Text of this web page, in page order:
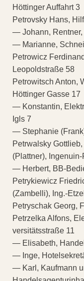
Höttinger Auffahrt 3
Petrovsky Hans,
— Johann, Rentner,
— Marianne,
Petrowicz
Leopoldstraße 58
Petrowitsch Anton,
Höttinger Gasse 17
— Konstantin,
Igls 7
— Stephanie
Petrwalsky
(Plattner),
— Herbert, BB-
Petrykiewicz
(Zambelli), Ing.-
Petryschak Georg,
Petrzelka Alfons,
versitätsstraße 11
— Elisabeth,
— Inge,
— Karl, Kaufmann